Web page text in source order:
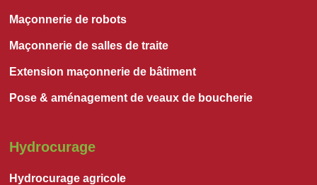
Maçonnerie de robots
Maçonnerie de salles de traite
Extension maçonnerie de bâtiment
Pose & aménagement de veaux de boucherie
Hydrocurage
Hydrocurage agricole